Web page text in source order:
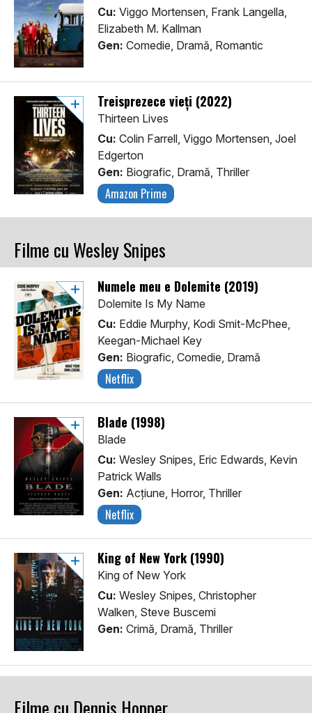
Cu: Viggo Mortensen, Frank Langella,
Elizabeth M. Kallman
Gen: Comedie, Dramă, Romantic
Treisprezece vieți (2022)
Thirteen Lives
Cu: Colin Farrell, Viggo Mortensen, Joel
Edgerton
Gen: Biografic, Dramă, Thriller
Amazon Prime
Filme cu Wesley Snipes
Numele meu e Dolemite (2019)
Dolemite Is My Name
Cu: Eddie Murphy, Kodi Smit-McPhee,
Keegan-Michael Key
Gen: Biografic, Comedie, Dramă
Netflix
Blade (1998)
Blade
Cu: Wesley Snipes, Eric Edwards, Kevin
Patrick Walls
Gen: Acţiune, Horror, Thriller
Netflix
King of New York (1990)
King of New York
Cu: Wesley Snipes, Christopher
Walken, Steve Buscemi
Gen: Crimă, Dramă, Thriller